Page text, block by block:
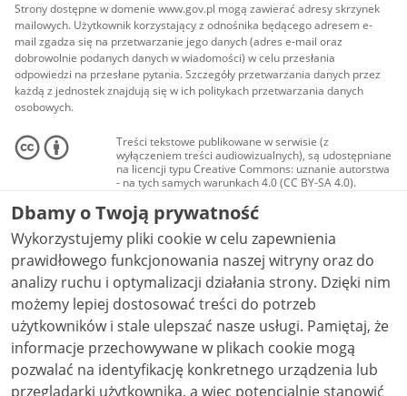
Strony dostępne w domenie www.gov.pl mogą zawierać adresy skrzynek
mailowych. Użytkownik korzystający z odnośnika będącego adresem e-
mail zgadza się na przetwarzanie jego danych (adres e-mail oraz
dobrowolnie podanych danych w wiadomości) w celu przesłania
odpowiedzi na przesłane pytania. Szczegóły przetwarzania danych przez
każdą z jednostek znajdują się w ich politykach przetwarzania danych
osobowych.
Treści tekstowe publikowane w serwisie (z
wyłączeniem treści audiowizualnych), są udostępniane
na licencji typu Creative Commons: uznanie autorstwa
- na tych samych warunkach 4.0 (CC BY-SA 4.0).
Materiały audiowizualne, w tym zdjęcia, materiały
audio i wideo, są udostępniane na licencji typu
Creative Commons: uznanie autorstwa użycie
niekomercyjne - bez utworów zależnych 4.0 (CC BY-
NC-ND 4.0), o ile nie jest to stwierdzone inaczej.
Dbamy o Twoją prywatność
Wykorzystujemy pliki cookie w celu zapewnienia
prawidłowego funkcjonowania naszej witryny oraz do
analizy ruchu i optymalizacji działania strony. Dzięki nim
możemy lepiej dostosować treści do potrzeb
użytkowników i stale ulepszać nasze usługi. Pamiętaj, że
informacje przechowywane w plikach cookie mogą
pozwalać na identyfikację konkretnego urządzenia lub
przeglądarki użytkownika, a więc potencjalnie stanowić